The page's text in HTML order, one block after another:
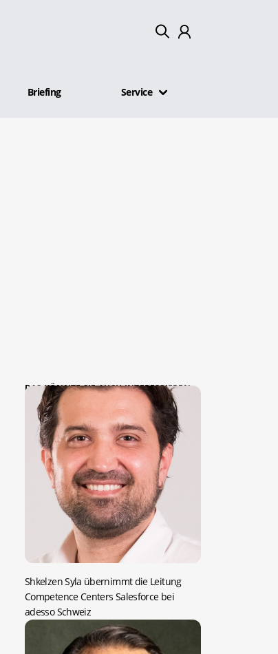
Briefing Service
DAS KÖNNTE SIE AUCH INTERESSIEREN:
Shkelzen Syla übernimmt die Leitung
Competence Centers Salesforce bei
adesso Schweiz